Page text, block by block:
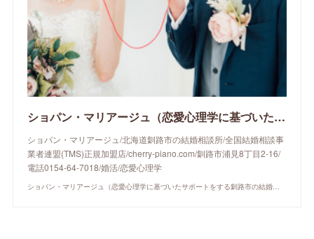
ショパン・マリアージュ（恋愛心理学に基づいたサポートをする釧路市の結婚相談所）/ 全国結婚相談事業者連盟正規加盟店 / cherry-piano.com
ショパン・マリアージュ/北海道釧路市の結婚相談所/全国結婚相談事
業者連盟(TMS)正規加盟店/cherry-piano.com/釧路市浦見8丁目2-16/
電話0154-64-7018/婚活/恋愛心理学